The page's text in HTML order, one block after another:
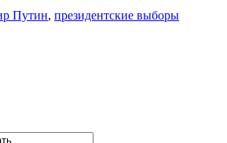
Путин, президентские выборы